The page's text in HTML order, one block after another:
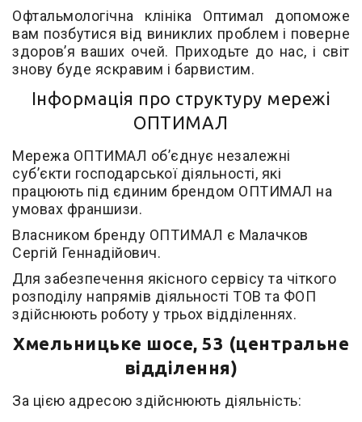
Офтальмологічна клініка Оптимал допоможе
вам позбутися від виниклих проблем і поверне
здоров’я ваших очей. Приходьте до нас, і світ
знову буде яскравим і барвистим.
Інформація про структуру мережі
ОПТИМАЛ
Мережа ОПТИМАЛ об’єднує незалежні
суб’єкти господарської діяльності, які
працюють під єдиним брендом ОПТИМАЛ на
умовах франшизи.
Власником бренду ОПТИМАЛ є Малачков
Сергій Геннадійович.
Для забезпечення якісного сервісу та чіткого
розподілу напрямів діяльності ТОВ та ФОП
здійснюють роботу у трьох відділеннях.
Хмельницьке шосе, 53 (центральне
відділення)
За цією адресою здійснюють діяльність: